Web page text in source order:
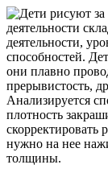
деятельности
деятельности,
способностей.
они плавно
прерывистость,
Анализируется
плотность
скорректировать
нужно на нее
толщины.